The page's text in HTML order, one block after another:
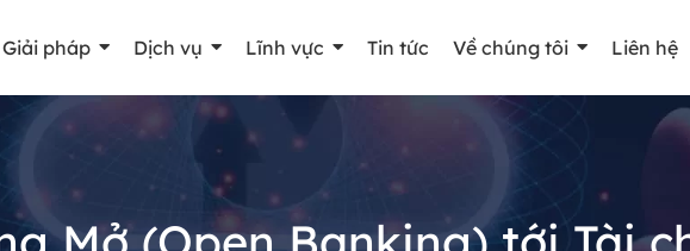
pháp Dịch vụ Lĩnh vực Tin tức Về chúng tôi Liên hệ